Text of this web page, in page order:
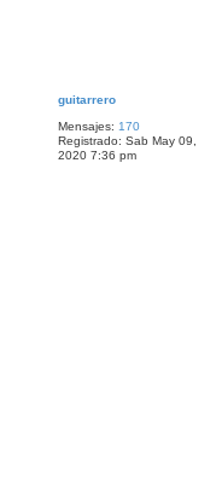
guitarrero
Mensajes: 170
Registrado: Sab May 09,
2020 7:36 pm